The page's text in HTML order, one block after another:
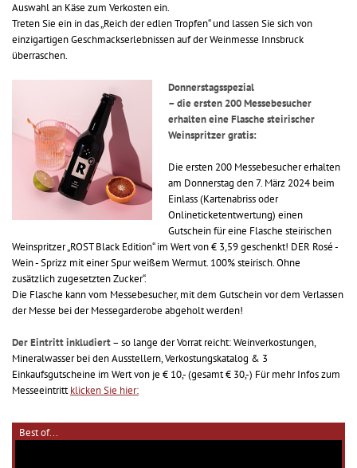
Auswahl an Käse zum Verkosten ein.
Treten Sie ein in das „Reich der edlen Tropfen“ und lassen Sie sich von
einzigartigen Geschmackserlebnissen auf der Weinmesse Innsbruck
überraschen.
Donnerstagsspezial
– die ersten 200 Messebesucher
erhalten eine Flasche steirischer
Weinspritzer gratis:
Die ersten 200 Messebesucher erhalten
am Donnerstag den 7. März 2024 beim
Einlass (Kartenabriss oder
Onlineticketentwertung) einen
Gutschein für eine Flasche steirischen
Weinspritzer „ROST Black Edition“ im Wert von € 3,59 geschenkt! DER Rosé -
Wein - Sprizz mit einer Spur weißem Wermut. 100% steirisch. Ohne
zusätzlich zugesetzten Zucker“.
Die Flasche kann vom Messebesucher, mit dem Gutschein vor dem Verlassen
der Messe bei der Messegarderobe abgeholt werden!
Der Eintritt inkludiert– so lange der Vorrat reicht: Weinverkostungen,
Mineralwasser bei den Ausstellern, Verkostungskatalog & 3
Einkaufsgutscheine im Wert von je € 10,- (gesamt € 30,-) Für mehr Infos zum
Messeeintrittklicken Sie hier:
Best of...